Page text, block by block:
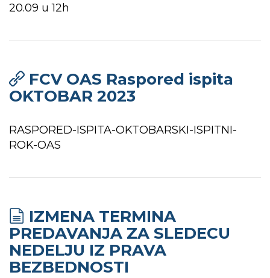
20.09 u 12h
FCV OAS Raspored ispita
OKTOBAR 2023
RASPORED-ISPITA-OKTOBARSKI-ISPITNI-
ROK-OAS
IZMENA TERMINA
PREDAVANJA ZA SLEDECU
NEDELJU IZ PRAVA
BEZBEDNOSTI